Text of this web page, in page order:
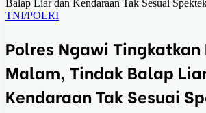
Balap Liar dan Kendaraan Tak Sesuai
TNI/POLRI
Polres Ngawi
Malam, Tindak Balap
Kendaraan Tak Sesuai